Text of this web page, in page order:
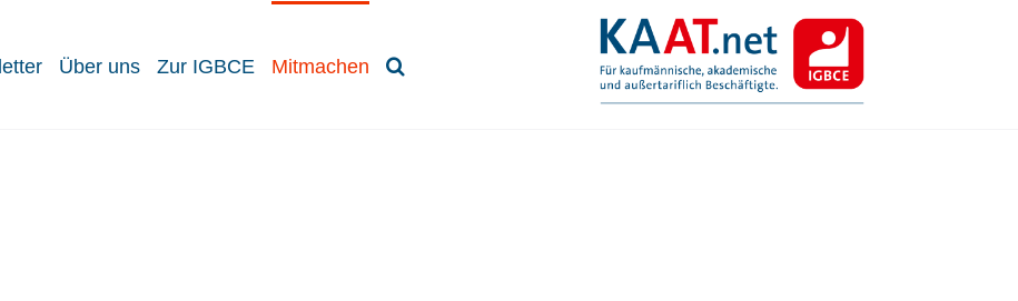
Über uns Zur IGBCE Mitmachen